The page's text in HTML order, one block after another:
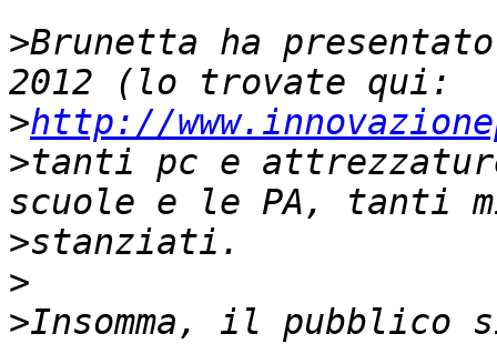
>Brunetta ha
>http://
>tanti pc e
>
>
>Insomma, il pubblico